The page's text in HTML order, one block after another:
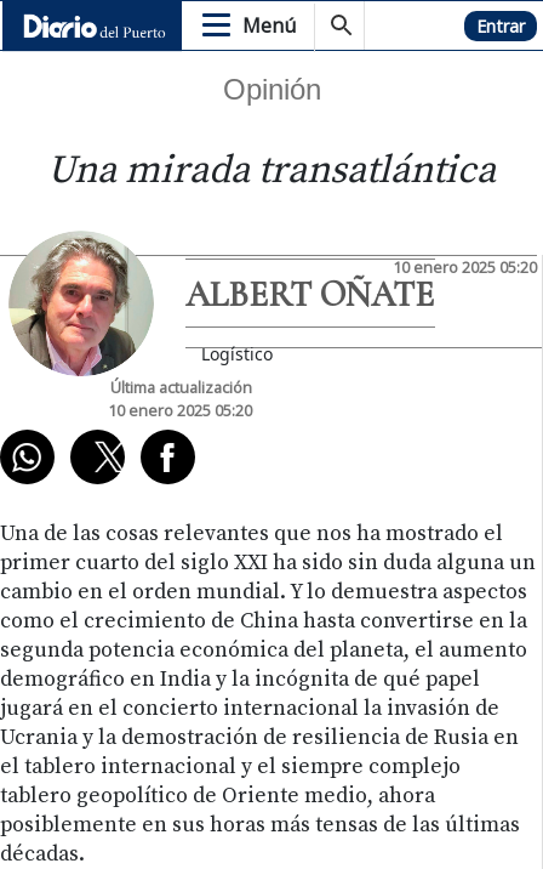
Menú Hemeroteca Entrar
Opinión
Una mirada transatlántica
10 enero 2025 05:20
ALBERT OÑATE
Logístico
Última actualización
10 enero 2025 05:20
Una de las cosas relevantes que nos ha mostrado el
primer cuarto del siglo XXI ha sido sin duda alguna un
cambio en el orden mundial. Y lo demuestra aspectos
como el crecimiento de China hasta convertirse en la
segunda potencia económica del planeta, el aumento
demográfico en India y la incógnita de qué papel
jugará en el concierto internacional la invasión de
Ucrania y la demostración de resiliencia de Rusia en
el tablero internacional y el siempre complejo
tablero geopolítico de Oriente medio, ahora
posiblemente en sus horas más tensas de las últimas
décadas.